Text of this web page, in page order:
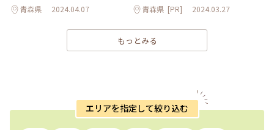
青森県 2024.04.07 青森県 [PR] 2024.03.27
もっとみる
エリアを指定して絞り込む